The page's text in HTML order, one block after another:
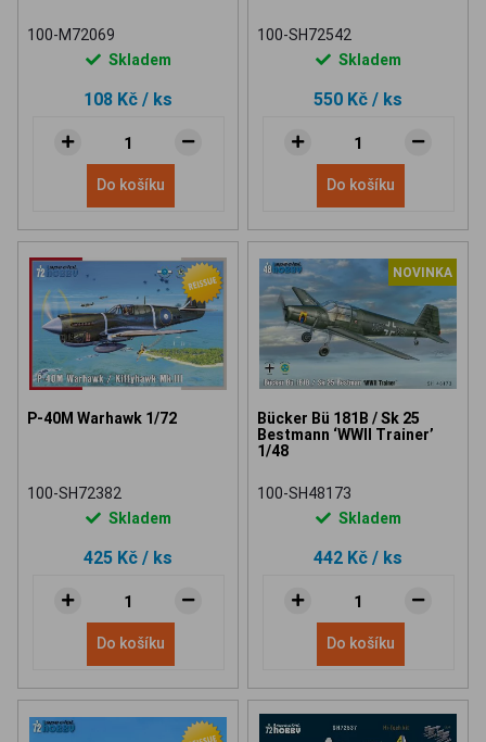
100-M72069
Skladem
108 Kč / ks
Do košíku
100-SH72542
Skladem
550 Kč / ks
Do košíku
P-40M Warhawk 1/72
100-SH72382
Skladem
425 Kč / ks
Do košíku
NOVINKA
Bücker Bü 181B / Sk 25
Bestmann ‘WWII Trainer’
1/48
100-SH48173
Skladem
442 Kč / ks
Do košíku